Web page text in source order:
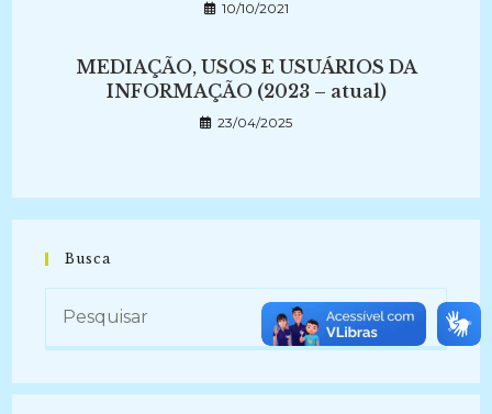
10/10/2021
MEDIAÇÃO, USOS E USUÁRIOS DA
INFORMAÇÃO (2023 – atual)
23/04/2025
Busca